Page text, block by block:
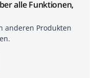
alle Funktionen,
anderen Produkten